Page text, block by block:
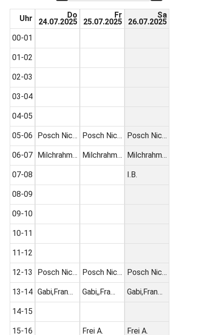
Uhr
00-01
01-02
02-03
03-04
04-05
05-06
06-07
07-08
08-09
09-10
10-11
11-12
12-13
13-14
14-15
15-16
Do
24.07.2025
Posch Nic…
Milchrahm…
Posch Nic…
Gabi,Fran…
Fr
25.07.2025
Posch Nic…
Milchrahm…
Posch Nic…
Gabi,,Fra…
Frei A.
Sa
26.07.2025
Posch Nic…
Milchrahm…
I.B.
Posch Nic…
Gabi,Fran…
Frei A.